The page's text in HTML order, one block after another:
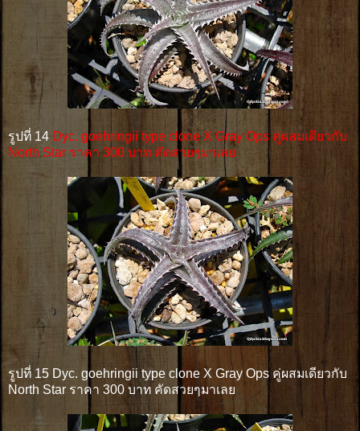
รูปที่ 14 Dyc. goehringii type clone X Gray Ops คู่ผสมเดียวกับ
North Star ราคา 300 บาท คัดสวยๆมาเลย
รูปที่ 15 Dyc. goehringii type clone X Gray Ops คู่ผสมเดียวกับ
North Star ราคา 300 บาท คัดสวยๆมาเลย